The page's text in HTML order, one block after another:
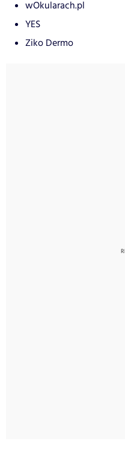
wOkularach.pl
YES
Ziko Dermo